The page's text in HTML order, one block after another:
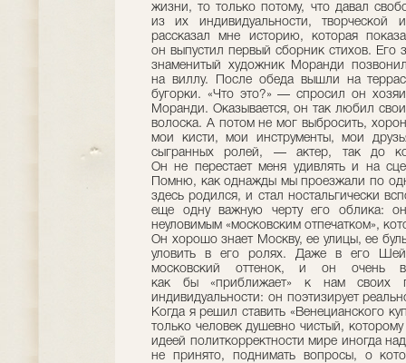
жизни, то только потому, что давал
из их индивидуальности, творческой
рассказал мне историю, которая
он выпустил первый сборник стихов. Его
знаменитый художник Моранди
на виллу. После обеда вышли на
бугорки. «Что это?» — спросил он
Моранди. Оказывается, он так любил
волоска. А потом не мог выбросить,
мои кисти, мои инструменты, мои
сыгранных ролей, — актер, так до
Он не перестает меня удивлять и на
Помню, как однажды мы проезжали по
здесь родился, и стал ностальгически
еще одну важную черту его облика:
неуловимым «московским отпечатком»,
Он хорошо знает Москву, ее улицы, ее
уловить в его ролях. Даже в его
московский оттенок, и он очень
как бы «приближает» к нам своих
индивидуальности: он поэтизирует
Когда я решил ставить «Венецианского
только человек душевно чистый,
идеей политкорректности мире иногда
не принято, поднимать вопросы, о